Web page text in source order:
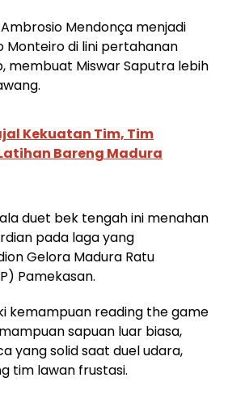
Mendonça menjadi
Monteiro di lini pertahanan
membuat Miswar Saputra lebih
Kekuatan Tim, Tim
Bareng Madura
duet bek tengah ini menahan
pada laga yang
Gelora Madura Ratu
Pamekasan.
kemampuan reading the game
sapuan luar biasa,
yang solid saat duel udara,
tim lawan frustasi.